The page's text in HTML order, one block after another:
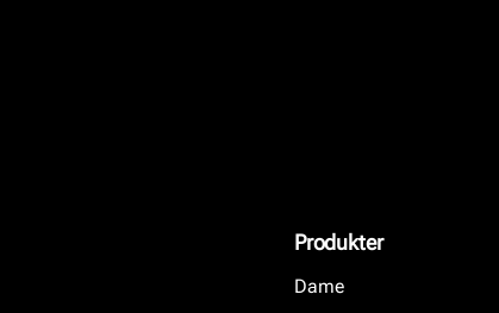
Produkter
Dame